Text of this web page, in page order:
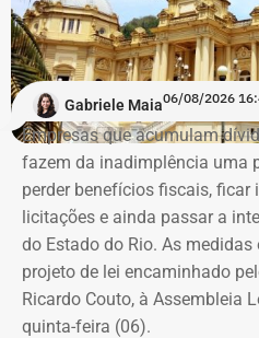
turmas exclusivamente
encorajá-las.
“A ideia de dar aulas
defenderem de casos de
entre a prática do esporte e a
demanda real do cotidiano
que muitas sentem é a
treinamentos vão além dos
consciência situacional e a
antes mesmo que o contato
Evolução do patrimônio declarado
entre 2012 e 2026, em valores
Tabela: Imagem
Apesar da recuperação, o
Gabriele Maia06/08/2026
Empresas que acumulam
fazem da inadimplência uma
perder benefícios fiscais,
licitações e ainda passar a
do Estado do Rio. As
projeto de lei encaminhado
Ricardo Couto, à Assembleia
quinta-feira (06).